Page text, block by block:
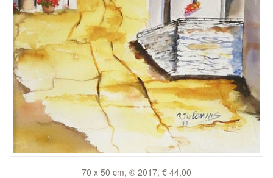
70 x 50 cm, © 2017, € 44,00